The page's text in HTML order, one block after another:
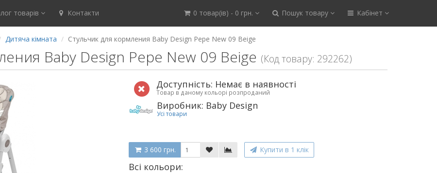
товарів Контакти 0 товар(ів) - 0 грн. Пошук товару Кабінет
Дитяча кімната Стульчик для кормления Baby Design Pepe New 09 Beige
Baby Design Pepe New 09 Beige (Код товару: 292262)
Доступність: Немає в наявності
Товар в даному кольорі розпроданий
Виробник: Baby Design
Усі товари
3 600 грн. Купити в 1 клік
Всі кольори: